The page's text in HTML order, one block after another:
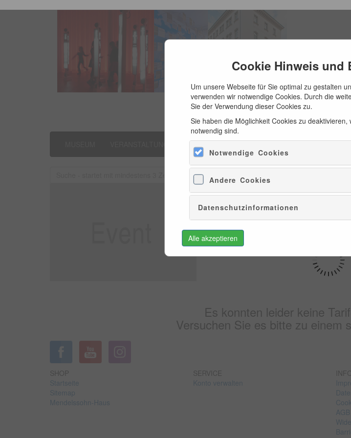
Cookie Hinweis und
Um unsere Webseite für Sie optimal zu gestalten
verwenden wir notwendige Cookies. Durch die
Sie der Verwendung dieser Cookies zu.
Sie haben die Möglichkeit Cookies zu
notwendig sind.
Notwendige Cookies
Andere Cookies
Datenschutzinformationen
Alle akzeptieren
LITERATUR CD-EMPFEHLUNGEN
Es konnten leider keine
Versuchen Sie es bitte zu einem
SHOP
Startseite
Sitemap
Mendelssohn-Haus
SERVICE
Konto verwalten
AGB